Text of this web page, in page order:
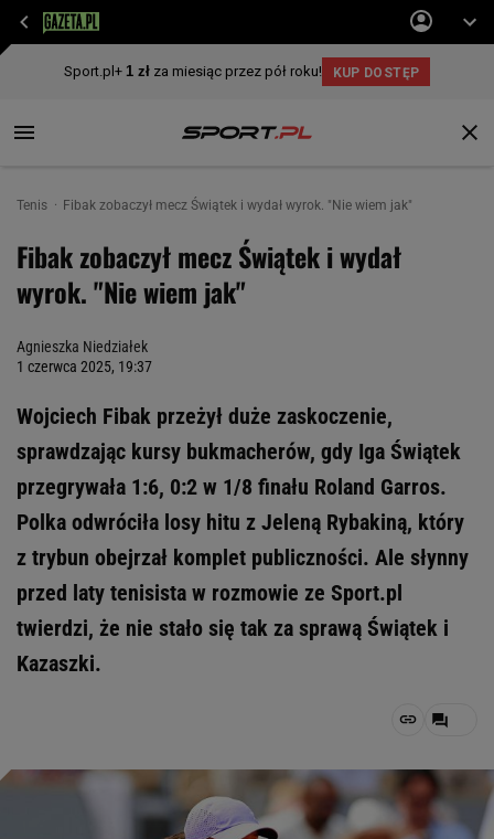
Tenis Fibak zobaczył mecz Świątek i wydał wyrok. "Nie wiem jak"
Fibak zobaczył mecz Świątek i wydał
wyrok. "Nie wiem jak"
Agnieszka Niedziałek
1 czerwca 2025, 19:37
Wojciech Fibak przeżył duże zaskoczenie,
sprawdzając kursy bukmacherów, gdy Iga Świątek
przegrywała 1:6, 0:2 w 1/8 finału Roland Garros.
Polka odwróciła losy hitu z Jeleną Rybakiną, który
z trybun obejrzał komplet publiczności. Ale słynny
przed laty tenisista w rozmowie ze Sport.pl
twierdzi, że nie stało się tak za sprawą Świątek i
Kazaszki.